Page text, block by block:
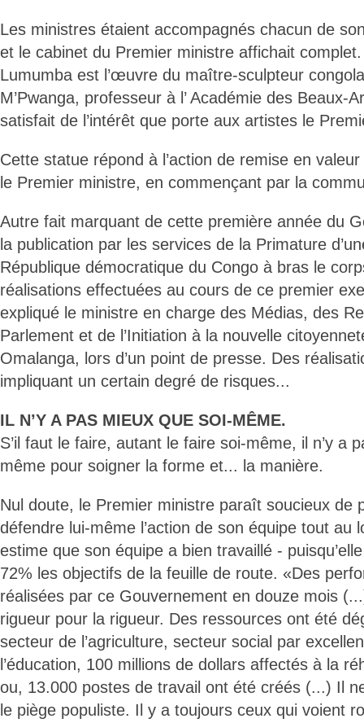
Les ministres étaient accompagnés chacun de
et le cabinet du Premier ministre affichait
Lumumba est l’œuvre du maître-sculpteur
M’Pwanga, professeur à l’ Académie des Beaux-
satisfait de l’intérêt que porte aux artistes le
Cette statue répond à l’action de remise en
le Premier ministre, en commençant par la
Autre fait marquant de cette première année du
la publication par les services de la Primature
République démocratique du Congo à bras le
réalisations effectuées au cours de ce premier
expliqué le ministre en charge des Médias, des
Parlement et de l’Initiation à la nouvelle
Omalanga, lors d’un point de presse. Des
impliquant un certain degré de risques...
IL N’Y A PAS MIEUX QUE SOI-MÊME.
S’il faut le faire, autant le faire soi-même, il n’y a
même pour soigner la forme et... la manière.
Nul doute, le Premier ministre paraît soucieux de
défendre lui-même l’action de son équipe tout au
estime que son équipe a bien travaillé -
72% les objectifs de la feuille de route. «Des
réalisées par ce Gouvernement en douze mois
rigueur pour la rigueur. Des ressources ont été
secteur de l’agriculture, secteur social par
l’éducation, 100 millions de dollars affectés à la
ou, 13.000 postes de travail ont été créés (...) Il
le piège populiste. Il y a toujours ceux qui voient